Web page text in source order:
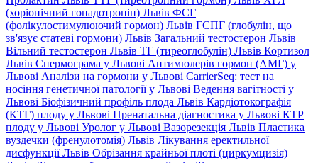
(хоріонічний гонадотропін) Львів ФСГ
(фолікулостимулюючий гормон) Львів ГСПГ (глобулін, що
зв'язує статеві гормони) Львів Загальний тестостерон Львів
Вільний тестостерон Львів ТГ (тиреоглобулін) Львів Кортизол
Львів Спермограма у Львові Антимюлерів гормон (АМГ) у
Львові Аналізи на гормони у Львові CarrierSeq: тест на
носіння генетичної патології у Львові Ведення вагітності у
Львові Біофізичний профіль плода Львів Кардіотокографія
(КТГ) плоду у Львові Пренатальна діагностика у Львові КТР
плоду у Львові Уролог у Львові Вазорезекція Львів Пластика
вуздечки (френулотомія) Львів Лікування еректильної
дисфункції Львів Обрізання крайньої плоті (циркумцизія)